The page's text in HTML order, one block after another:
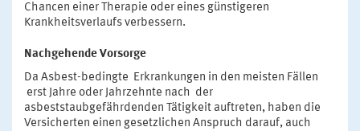
Chancen einer Therapie oder eines günstigeren
Krankheitsverlaufs verbessern.
Nachgehende Vorsorge
Da Asbest-bedingte Erkrankungen in den meisten Fällen
erst Jahre oder Jahrzehnte nach der
asbeststaubgefährdenden Tätigkeit auftreten, haben die
Versicherten einen gesetzlichen Anspruch darauf, auch